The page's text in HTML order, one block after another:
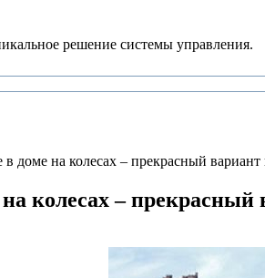
решение системы управления.
доме на колесах – прекрасный вариант
колесах – прекрасный